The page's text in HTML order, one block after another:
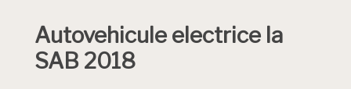
Autovehicule electrice la
SAB 2018